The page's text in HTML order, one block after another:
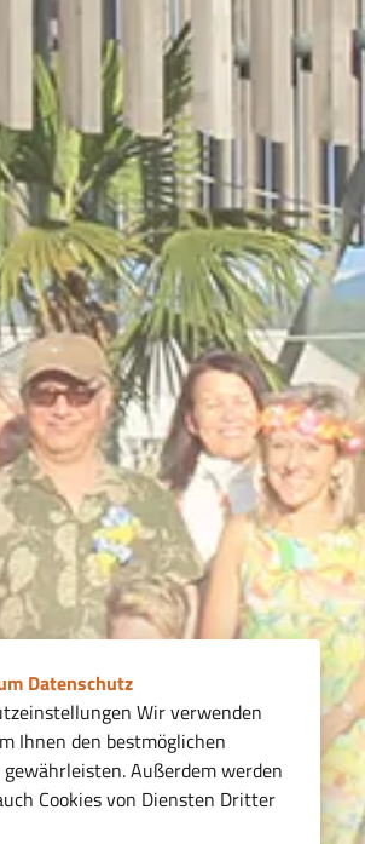
Datenschutz
Wir verwenden
Ihnen den bestmöglichen
gewährleisten. Außerdem werden
Cookies von Diensten Dritter